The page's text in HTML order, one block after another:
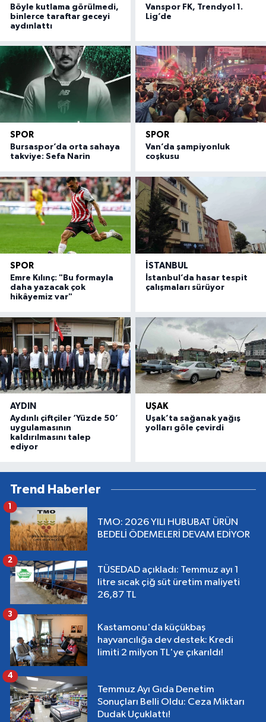
Böyle kutlama görülmedi,
binlerce taraftar geceyi
aydınlattı
Vanspor FK, Trendyol 1.
Lig’de
SPOR
Bursaspor’da orta sahaya
takviye: Sefa Narin
SPOR
Van’da şampiyonluk
coşkusu
SPOR
Emre Kılınç: "Bu formayla
daha yazacak çok
hikâyemiz var"
İSTANBUL
İstanbul’da hasar tespit
çalışmaları sürüyor
AYDIN
Aydınlı çiftçiler ‘Yüzde 50’
uygulamasının
kaldırılmasını talep
ediyor
UŞAK
Uşak’ta sağanak yağış
yolları göle çevirdi
Trend Haberler
TMO: 2026 YILI HUBUBAT ÜRÜN
BEDELİ ÖDEMELERİ DEVAM EDİYOR
1
TÜSEDAD açıkladı: Temmuz ayı 1
litre sıcak çiğ süt üretim maliyeti
26,87 TL
2
Kastamonu'da küçükbaş
hayvancılığa dev destek: Kredi
limiti 2 milyon TL'ye çıkarıldı!
3
Temmuz Ayı Gıda Denetim
Sonuçları Belli Oldu: Ceza Miktarı
Dudak Uçuklattı!
4